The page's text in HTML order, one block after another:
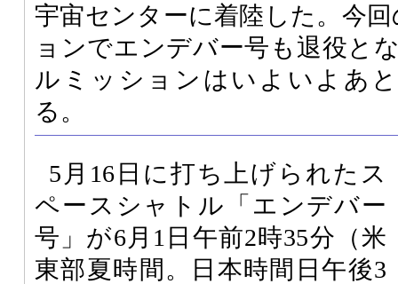
宇宙センターに着陸した。今回
ョンでエンデバー号も退役と
ルミッションはいよいよあ
る。
5月16日に打ち上げられたス
ペースシャトル「エンデバー
号」が6月1日午前2時35分（米
東部夏時間。日本時間日午後3